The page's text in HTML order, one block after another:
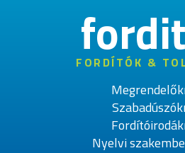
FORDÍTÓK &
Nyelvi